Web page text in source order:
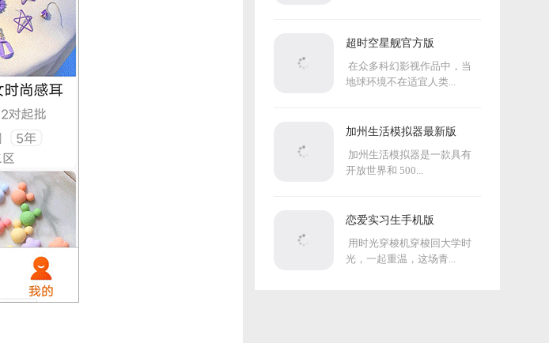
超时空星舰官方版
在众多科幻影视作品中，当
地球环境不在适宜人类...
加州生活模拟器最新版
加州生活模拟器是一款具有
开放世界和 500...
恋爱实习生手机版
用时光穿梭机穿梭回大学时
光，一起重温，这场青...